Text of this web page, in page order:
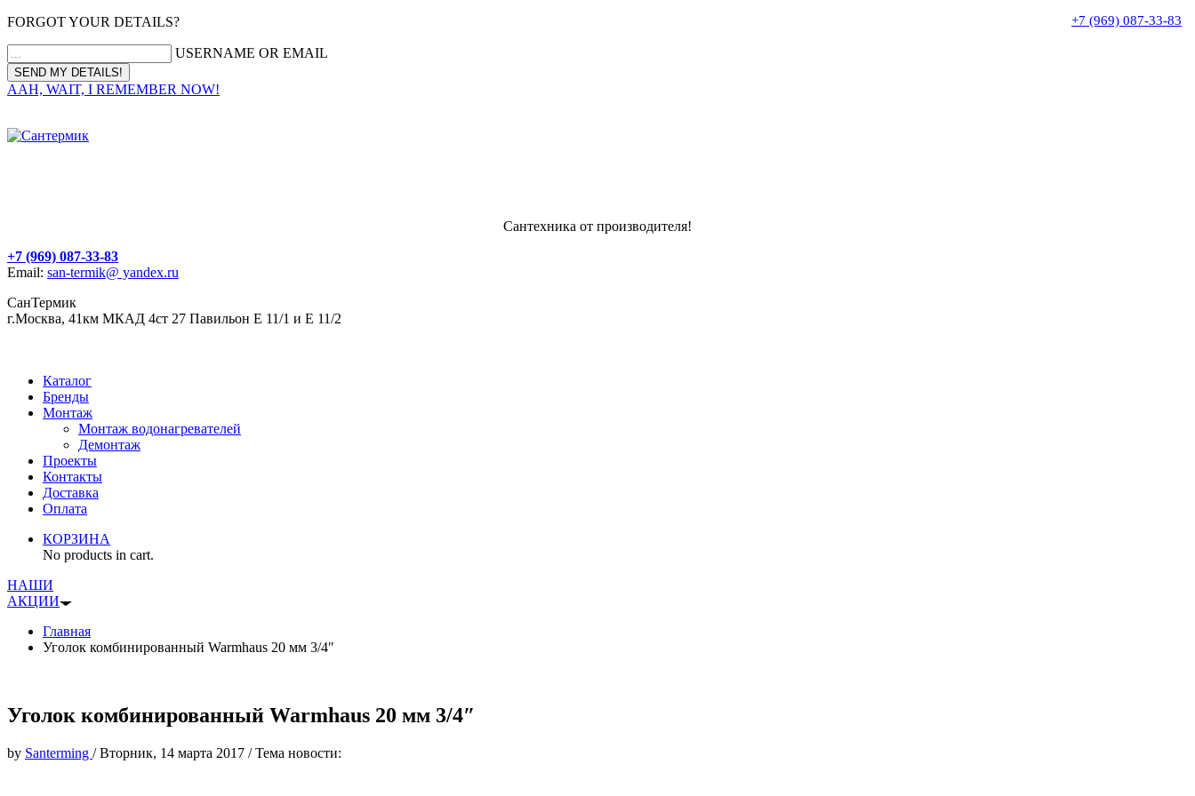
FORGOT YOUR DETAILS?
USERNAME OR EMAIL
AAH, WAIT, I REMEMBER NOW!
+7 (969) 087-33-83
Сантехника от производителя!
+7 (969) 087-33-83
Email: san-termik@ yandex.ru
СанТермик
г.Москва, 41км МКАД 4ст 27 Павильон Е 11/1 и Е 11/2
Каталог
Бренды
Монтаж
Монтаж водонагревателей
Демонтаж
Проекты
Контакты
Доставка
Оплата
КОРЗИНА
No products in cart.
НАШИ
АКЦИИ
Главная
Уголок комбинированный Warmhaus 20 мм 3/4″
Уголок комбинированный Warmhaus 20 мм 3/4″
by Santerming /Вторник, 14 марта 2017 /Тема новости: